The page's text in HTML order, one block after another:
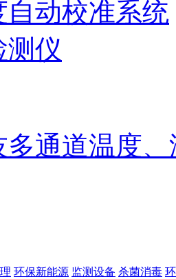
多通道温度
环保新能源 监测设备 杀菌消毒